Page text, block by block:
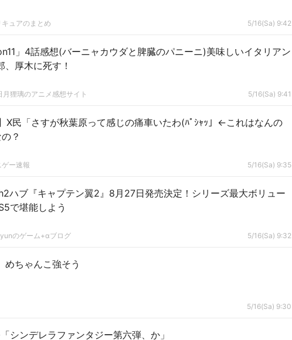
キュアのまとめ 5/16(Sa) 9:42
」4話感想(バーニャカウダと脾臓のパニーニ)美味しいイタリアン
厚木に死す！
狸璃のアニメ感想サイト 5/16(Sa) 9:41
】X民「さすが秋葉原って感じの痛車いたわ(ﾊﾟｼｬｯ」←これはなんの
？
ゲー速報 5/16(Sa) 9:35
ハブ『キャプテン翼2』8月27日発売決定！シリーズ最大ボリュー
で堪能しよう
のゲーム+αブログ 5/16(Sa) 9:32
めちゃんこ強そう
5/16(Sa) 9:30
シンデレラファンタジー第六弾、か」